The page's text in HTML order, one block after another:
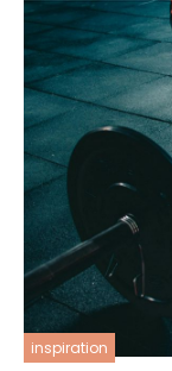
inspiration